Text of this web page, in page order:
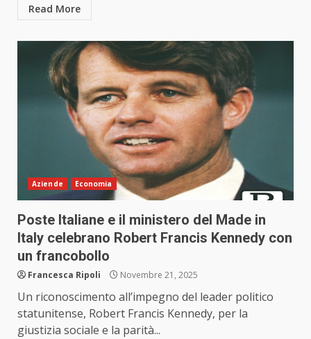
Read More
Aziende Economia
Poste Italiane e il ministero del Made in
Italy celebrano Robert Francis Kennedy con
un francobollo
Francesca Ripoli Novembre 21, 2025
Un riconoscimento all’impegno del leader politico
statunitense, Robert Francis Kennedy, per la
giustizia sociale e la parità...